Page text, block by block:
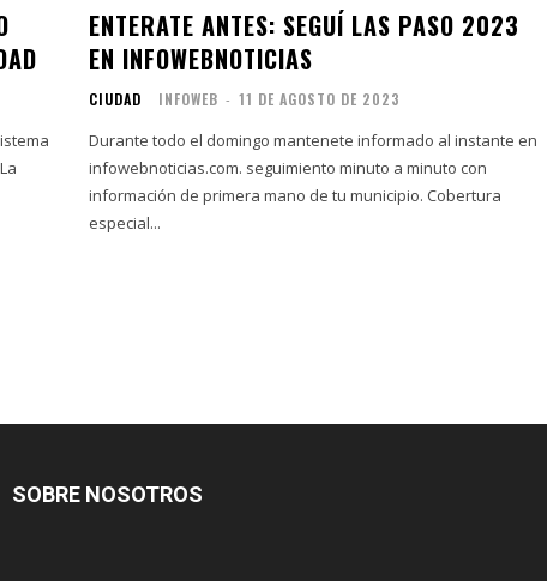
ENTERATE ANTES: SEGUÍ LAS PASO 2023
EN INFOWEBNOTICIAS
CIUDAD INFOWEB - 11 DE AGOSTO DE 2023
Durante todo el domingo mantenete informado al instante en
infowebnoticias.com. seguimiento minuto a minuto con
información de primera mano de tu municipio. Cobertura
especial...
SOBRE NOSOTROS